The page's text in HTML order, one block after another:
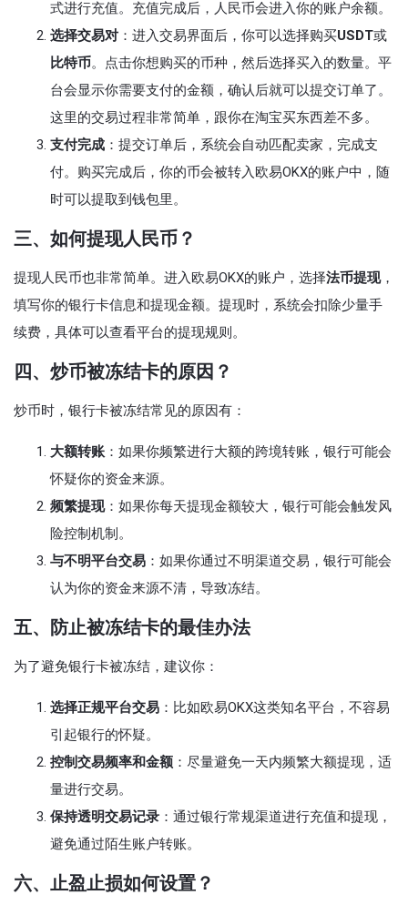
式进行充值。充值完成后，人民币会进入你的账户余额。
选择交易对 ：进入交易界面后，你可以选择购买USDT或
比特币。点击你想购买的币种，然后选择买入的数量。平
台会显示你需要支付的金额，确认后就可以提交订单了。
这里的交易过程非常简单，跟你在淘宝买东西差不多。
支付完成 ：提交订单后，系统会自动匹配卖家，完成支
付。购买完成后，你的币会被转入欧易OKX的账户中，随
时可以提取到钱包里。
三、如何提现人民币？
提现人民币也非常简单。进入欧易OKX的账户，选择法币提现，
填写你的银行卡信息和提现金额。提现时，系统会扣除少量手
续费，具体可以查看平台的提现规则。
四、炒币被冻结卡的原因？
炒币时，银行卡被冻结常见的原因有：
大额转账 ：如果你频繁进行大额的跨境转账，银行可能会
怀疑你的资金来源。
频繁提现：如果你每天提现金额较大，银行可能会触发风
险控制机制。
与不明平台交易 ：如果你通过不明渠道交易，银行可能会
认为你的资金来源不清，导致冻结。
五、防止被冻结卡的最佳办法
为了避免银行卡被冻结，建议你：
选择正规平台交易 ：比如欧易OKX这类知名平台，不容易
引起银行的怀疑。
控制交易频率和金额 ：尽量避免一天内频繁大额提现，适
量进行交易。
保持透明交易记录 ：通过银行常规渠道进行充值和提现，
避免通过陌生账户转账。
六、止盈止损如何设置？